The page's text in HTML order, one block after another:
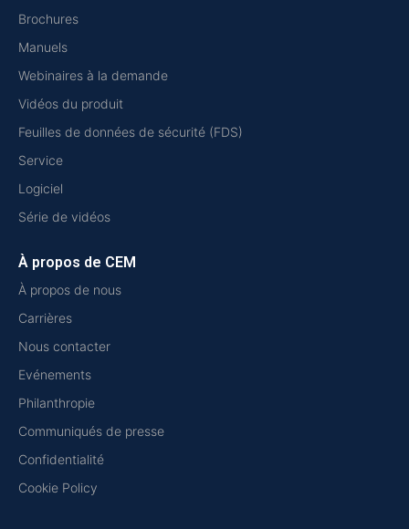
Brochures
Manuels
Webinaires à la demande
Vidéos du produit
Feuilles de données de sécurité (FDS)
Service
Logiciel
Série de vidéos
À propos de CEM
À propos de nous
Carrières
Nous contacter
Evénements
Philanthropie
Communiqués de presse
Confidentialité
Cookie Policy